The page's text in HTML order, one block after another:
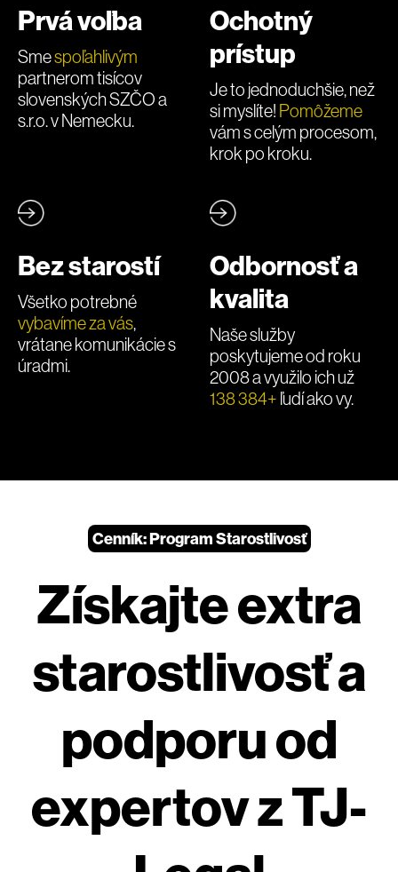
Prvá voľba
Smespoľahlivým
partnerom tisícov
slovenských SZČO a
s.r.o. v Nemecku.
Ochotný
prístup
Je to jednoduchšie, než
si myslíte! Pomôžeme
vám s celým procesom,
krok po kroku.
Bez starostí
Všetko potrebné
vybavíme za vás,
vrátane komunikácie s
úradmi.
Odbornosť a
kvalita
Naše služby
poskytujeme od roku
2008 a využilo ich už
138 384+ ľudí ako vy.
Cenník: Program Starostlivosť
Získajte extra
starostlivosť a
podporu od
expertov z TJ-